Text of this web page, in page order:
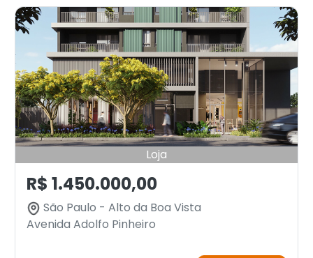
Loja
R$ 1.450.000,00
São Paulo - Alto da Boa Vista
Avenida Adolfo Pinheiro